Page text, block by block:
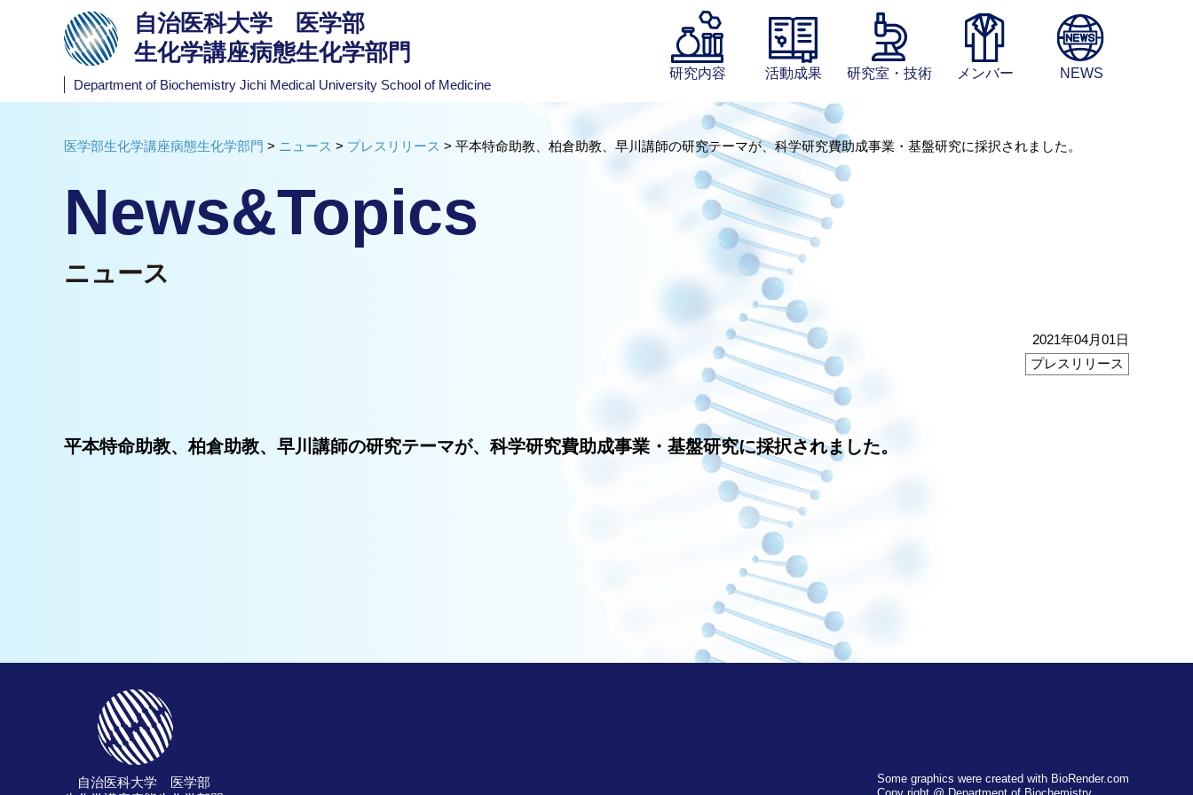
自治医科大学 医学部
生化学講座病態生化学部門
Department of Biochemistry Jichi Medical University School of Medicine
研究内容 活動成果 研究室・技術 メンバー NEWS
医学部生化学講座病態生化学部門 > ニュース > プレスリリース > 平本特命助教、柏倉助教、早川講師の研究テーマが、科学研究費助成事業・基盤研究に採択されました。
News&Topics
ニュース
2021年04月01日
プレスリリース
平本特命助教、柏倉助教、早川講師の研究テーマが、科学研究費助成事業・基盤研究に採択されました。
自治医科大学 医学部
Some graphics were created with BioRender.com